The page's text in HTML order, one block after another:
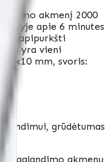
akmenį 2000
apie 6 minutes
apipurkšti
yra vieni
mm, svoris:
grūdėtumas
galandimo akmenų